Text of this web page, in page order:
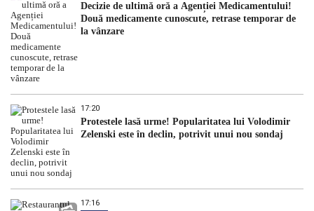
Decizie de ultimă oră a Agenției Medicamentului!
Două medicamente cunoscute, retrase temporar de
la vânzare
17:20
Protestele lasă urme! Popularitatea lui Volodimir
Zelenski este în declin, potrivit unui nou sondaj
17:16